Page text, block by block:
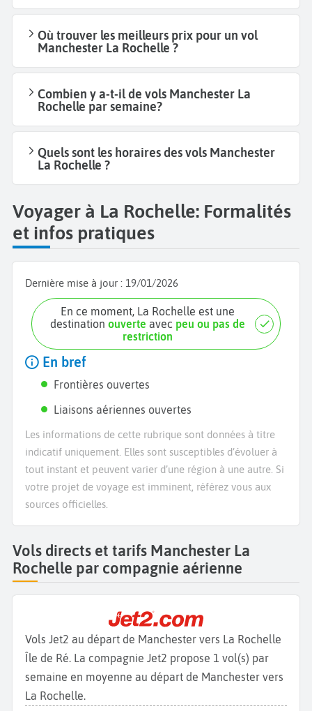
Où trouver les meilleurs prix pour un vol
Manchester La Rochelle ?
Combien y a-t-il de vols Manchester La
Rochelle par semaine?
Quels sont les horaires des vols Manchester
La Rochelle ?
Voyager à La Rochelle: Formalités
et infos pratiques
Dernière mise à jour : 19/01/2026
En ce moment, La Rochelle est une
destinationouverte avec peu ou pas de
restriction
En bref
Frontières ouvertes
Liaisons aériennes ouvertes
Les informations de cette rubrique sont données à titre
indicatif uniquement. Elles sont susceptibles d’évoluer à
tout instant et peuvent varier d’une région à une autre. Si
votre projet de voyage est imminent, référez vous aux
sources officielles.
Vols directs et tarifs Manchester La
Rochelle par compagnie aérienne
Vols Jet2 au départ de Manchester vers La Rochelle
Île de Ré. La compagnie Jet2 propose 1 vol(s) par
semaine en moyenne au départ de Manchester vers
La Rochelle.